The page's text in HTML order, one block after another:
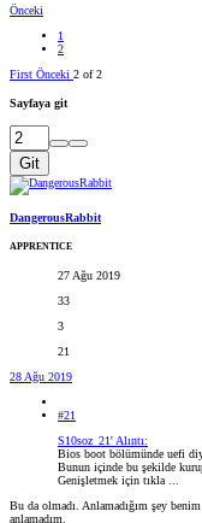
Önceki
1
2
First Önceki 2 of 2
Sayfaya git
Git
DangerousRabbit
APPRENTICE
27 Ağu 2019
33
3
21
28 Ağu 2019
#21
S10soz_21' Alıntı:
Bios boot bölümünde uefi
Bunun içinde bu şekilde
Genişletmek için tıkla ...
Bu da olmadı. Anlamadığım şey
anlamadım.